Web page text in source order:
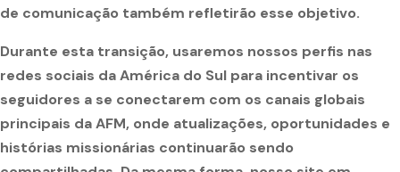
de comunicação também refletirão esse objetivo.
Durante esta transição, usaremos nossos perfis nas
redes sociais da América do Sul para incentivar os
seguidores a se conectarem com os canais globais
principais da AFM, onde atualizações, oportunidades e
histórias missionárias continuarão sendo